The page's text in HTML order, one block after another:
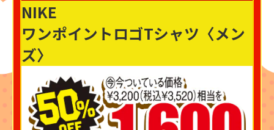
NIKE
ワンポイントロゴTシャツ〈メン
ズ〉